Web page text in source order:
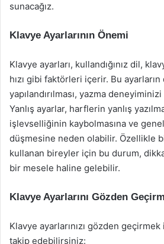
sunacağız.
Klavye Ayarlarının Önemi
Klavye ayarları, kullandığınız dil,
hızı gibi faktörleri içerir. Bu ayarların
yapılandırılması, yazma
Yanlış ayarlar, harflerin yanlış
işlevselliğinin kaybolmasına ve
düşmesine neden olabilir. Özellikle
kullanan bireyler için bu durum,
bir mesele haline gelebilir.
Klavye Ayarlarını Gözden
Klavye ayarlarınızı gözden geçirmek
takip edebilirsiniz: